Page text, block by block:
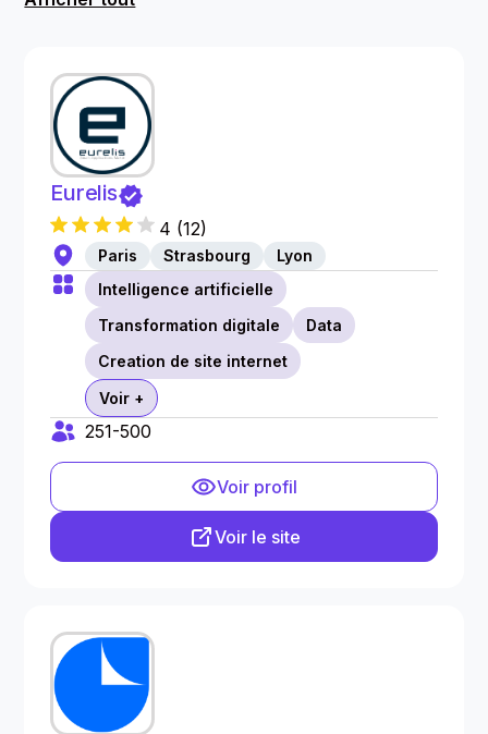
Eurelis
4 (12)
Paris Strasbourg
Lyon
Intelligence artificielle
Transformation digitale
Data
Creation de site internet
Voir +
251-500
Voir profil
Voir le site